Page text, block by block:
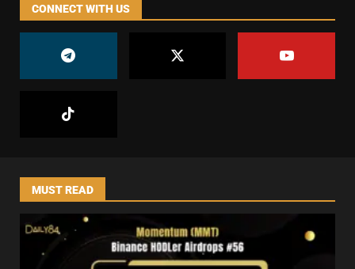
CONNECT WITH US
MUST READ